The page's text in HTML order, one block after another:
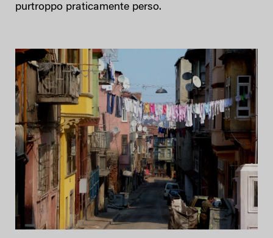
purtroppo praticamente perso.